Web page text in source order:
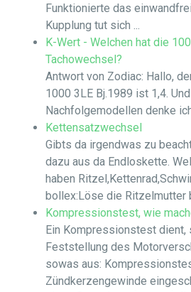
Funktionierte das
Kupplung tut sich ...
K-Wert - Welchen hat die
Tachowechsel?
Antwort von Zodiac: Hallo,
1000 3LE Bj.1989 ist 1,4.
Nachfolgemodellen denke ich
Kettensatzwechsel
Gibts da irgendwas zu
dazu aus da Endloskette.
haben
bollex:Löse die Ritzelmutter
Kompressionstest, wie
Ein Kompressionstest dient,
Feststellung des
sowas aus:
Zündkerzengewinde